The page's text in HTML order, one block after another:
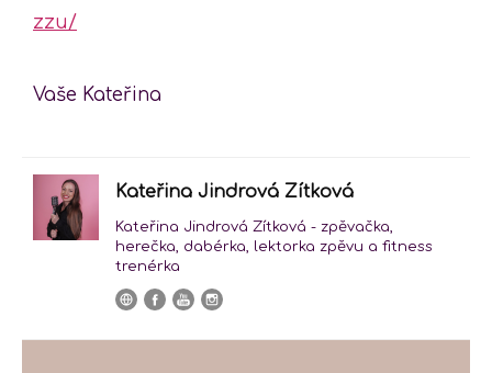
zzu/
Vaše Kateřina
Kateřina Jindrová Zítková
Kateřina Jindrová Zítková - zpěvačka,
herečka, dabérka, lektorka zpěvu a fitness
trenérka